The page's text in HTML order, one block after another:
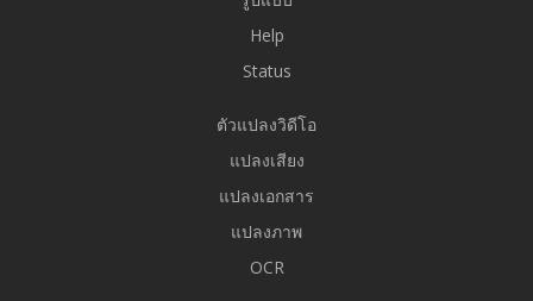
Help
Status
ตัวแปลงวิดีโอ
แปลงเสียง
แปลงเอกสาร
แปลงภาพ
OCR